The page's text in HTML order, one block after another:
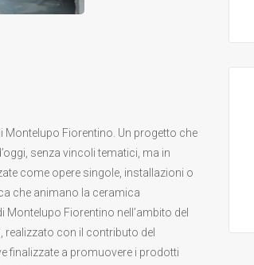
Fiorentino. Un progetto che
senza vincoli tematici, ma in
come opere singole, installazioni o
che animano la ceramica
Montelupo Fiorentino nell’ambito del
realizzato con il contributo del
finalizzate a promuovere i prodotti